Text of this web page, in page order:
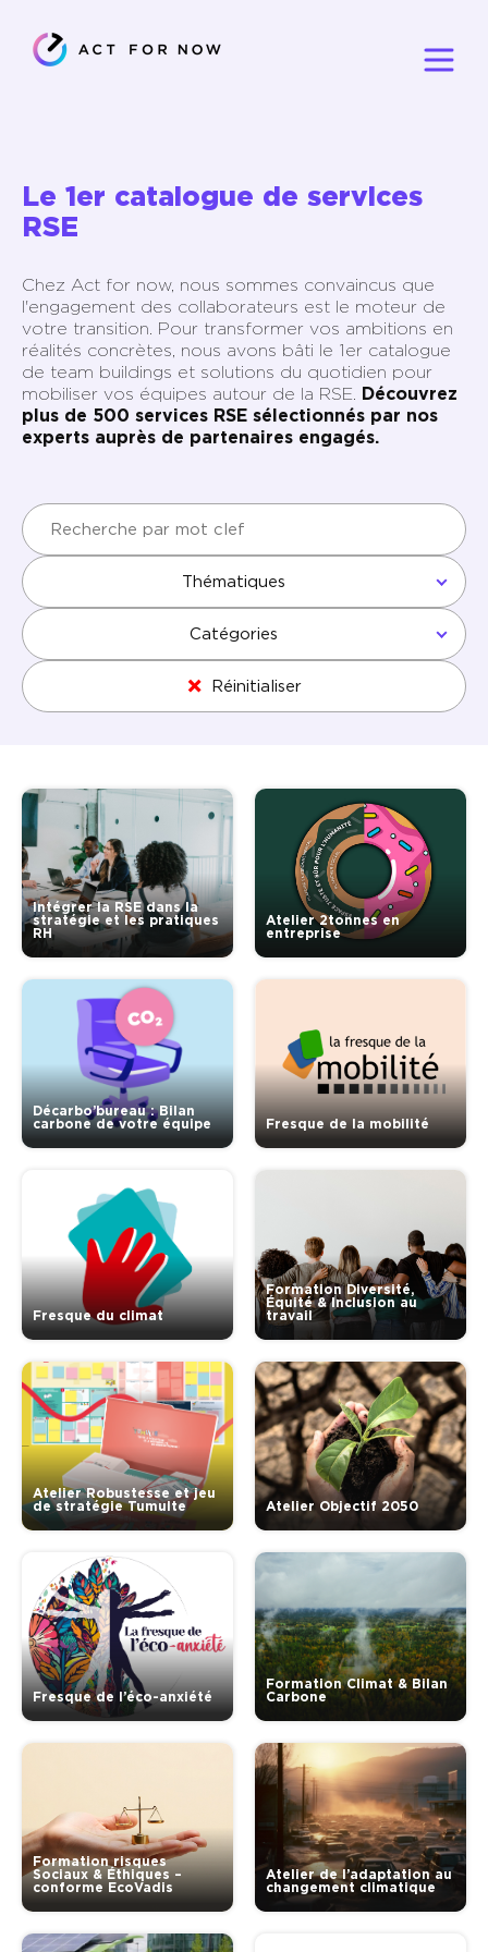
Le 1er catalogue de services
RSE
Chez Act for now, nous sommes convaincus que
l'engagement des collaborateurs est le moteur de
votre transition. Pour transformer vos ambitions en
réalités concrètes, nous avons bâti le 1er catalogue
de team buildings et solutions du quotidien pour
mobiliser vos équipes autour de la RSE. Découvrez
plus de 500 services RSE sélectionnés par nos
experts auprès de partenaires engagés.
Thématiques
Catégories
Réinitialiser
Intégrer la RSE dans la
stratégie et les pratiques
RH
Atelier 2tonnes en
entreprise
Décarbo’bureau : Bilan
carbone de votre équipe
Fresque de la mobilité
Fresque du climat
Formation Diversité,
Équité & Inclusion au
travail
Atelier Robustesse et jeu
de stratégie Tumulte
Atelier Objectif 2050
Fresque de l’éco-anxiété
Formation Climat & Bilan
Carbone
Formation risques
Sociaux & Éthiques –
conforme EcoVadis
Atelier de l’adaptation au
changement climatique